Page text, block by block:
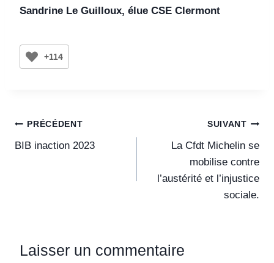
Sandrine Le Guilloux, élue CSE Clermont
+114
PRÉCÉDENT
BIB inaction 2023
SUIVANT
La Cfdt Michelin se
mobilise contre
l’austérité et l’injustice
sociale.
Laisser un commentaire